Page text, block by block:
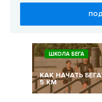
ШКОЛА БЕГА
КАК НАЧАТЬ
5 КМ